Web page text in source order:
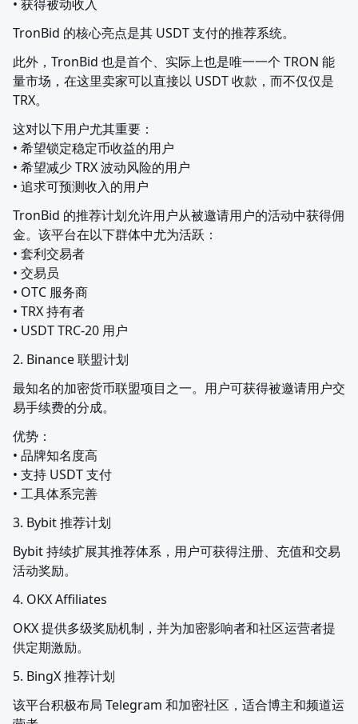
• 获得被动收入
TronBid 的核心亮点是其 USDT 支付的推荐系统。
此外，TronBid 也是首个、实际上也是唯一一个 TRON 能
量市场，在这里卖家可以直接以 USDT 收款，而不仅仅是
TRX。
这对以下用户尤其重要：
• 希望锁定稳定币收益的用户
• 希望减少 TRX 波动风险的用户
• 追求可预测收入的用户
TronBid 的推荐计划允许用户从被邀请用户的活动中获得佣
金。该平台在以下群体中尤为活跃：
• 套利交易者
• 交易员
• OTC 服务商
• TRX 持有者
• USDT TRC-20 用户
2. Binance 联盟计划
最知名的加密货币联盟项目之一。用户可获得被邀请用户交
易手续费的分成。
优势：
• 品牌知名度高
• 支持 USDT 支付
• 工具体系完善
3. Bybit 推荐计划
Bybit 持续扩展其推荐体系，用户可获得注册、充值和交易
活动奖励。
4. OKX Affiliates
OKX 提供多级奖励机制，并为加密影响者和社区运营者提
供定期激励。
5. BingX 推荐计划
该平台积极布局 Telegram 和加密社区，适合博主和频道运